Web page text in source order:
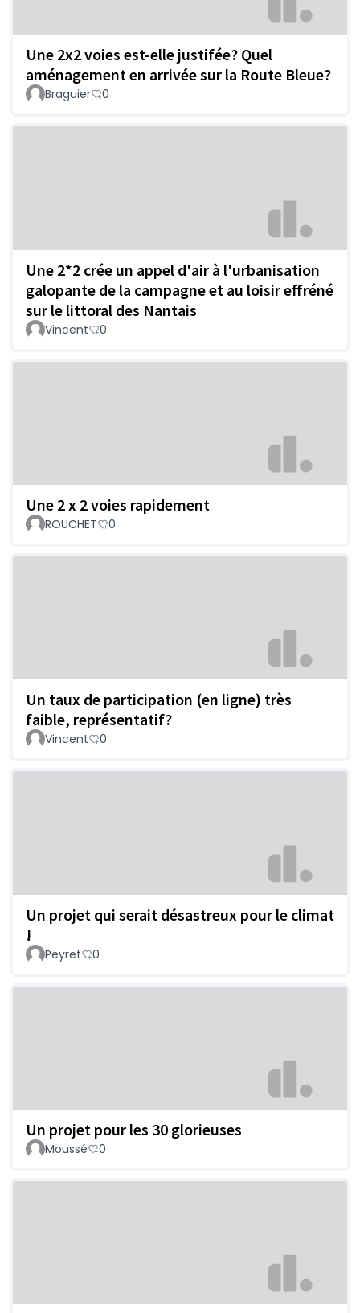
Une 2x2 voies est-elle justifée? Quel
aménagement en arrivée sur la Route Bleue?
Braguier 0
Une 2*2 crée un appel d'air à l'urbanisation
galopante de la campagne et au loisir effréné
sur le littoral des Nantais
Vincent 0
Une 2 x 2 voies rapidement
ROUCHET 0
Un taux de participation (en ligne) très
faible, représentatif?
Vincent 0
Un projet qui serait désastreux pour le climat
!
Peyret 0
Un projet pour les 30 glorieuses
Moussé 0